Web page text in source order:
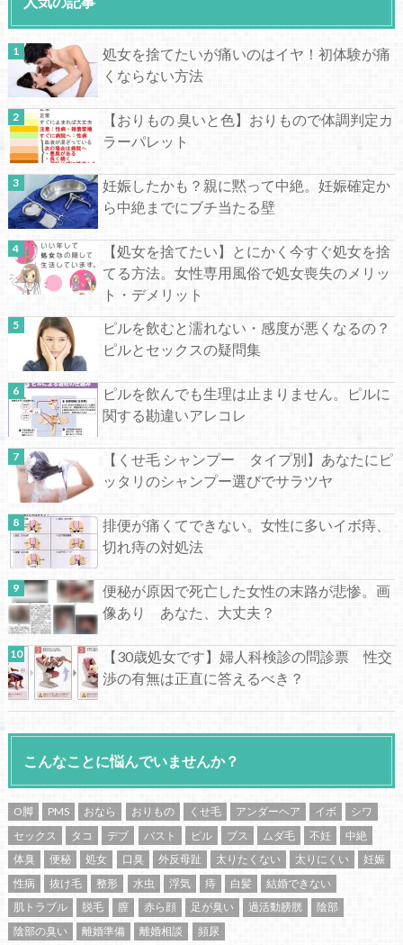
処女を捨てたいが痛いのはイヤ！初体験が痛
くならない方法
【おりもの 臭いと色】おりもので体調判定カ
ラーパレット
妊娠したかも？親に黙って中絶。妊娠確定か
ら中絶までにブチ当たる壁
【処女を捨てたい】とにかく今すぐ処女を捨
てる方法。女性専用風俗で処女喪失のメリッ
ト・デメリット
ピルを飲むと濡れない・感度が悪くなるの？
ピルとセックスの疑問集
ピルを飲んでも生理は止まりません。ピルに
関する勘違いアレコレ
【くせ毛 シャンプー タイプ別】あなたにピ
ッタリのシャンプー選びでサラツヤ
排便が痛くてできない。女性に多いイボ痔、
切れ痔の対処法
便秘が原因で死亡した女性の末路が悲惨。画
像あり あなた、大丈夫？
【30歳処女です】婦人科検診の問診票 性交
渉の有無は正直に答えるべき？
こんなことに悩んでいませんか？
O脚 PMS おなら おりもの くせ毛 アンダーヘア イボ
シワ
セックス
タコ デブ バスト ピル ブス ムダ毛 不妊
中絶
体臭
便秘 処女 口臭 外反母趾 太りたくない 太りにくい
妊娠
性病
抜け毛 整形 水虫 浮気 痔 白髪
結婚できない
肌トラブル
脱毛 膣 赤ら顔 足が臭い 過活動膀胱
陰部
陰部の臭い
離婚準備 離婚相談 頻尿